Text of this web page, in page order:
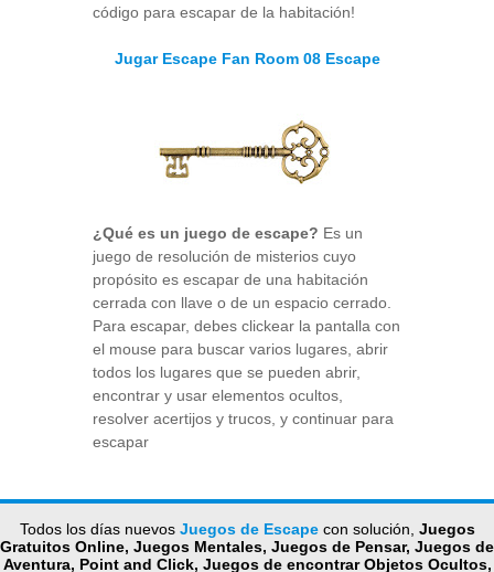
código para escapar de la habitación!
Jugar Escape Fan Room 08 Escape
¿Qué es un juego de escape? Es un
juego de resolución de misterios cuyo
propósito es escapar de una habitación
cerrada con llave o de un espacio cerrado.
Para escapar, debes clickear la pantalla con
el mouse para buscar varios lugares, abrir
todos los lugares que se pueden abrir,
encontrar y usar elementos ocultos,
resolver acertijos y trucos, y continuar para
escapar
Todos los días nuevos Juegos de Escapecon solución, Juegos
Gratuitos Online, Juegos Mentales, Juegos de Pensar, Juegos de
Aventura, Point and Click, Juegos de encontrar Objetos Ocultos,